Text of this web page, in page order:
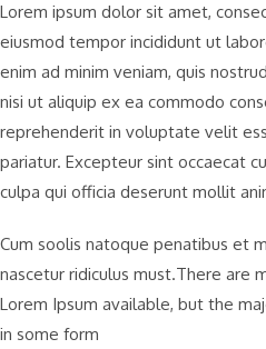
Lorem ipsum dolor sit amet,
eiusmod tempor incididunt ut
enim ad minim veniam, quis
nisi ut aliquip ex ea commodo
reprehenderit in voluptate velit
pariatur. Excepteur sint occaecat
culpa qui officia deserunt mollit
Cum soolis natoque penatibus et
nascetur ridiculus must.There are
Lorem Ipsum available, but the
in some form